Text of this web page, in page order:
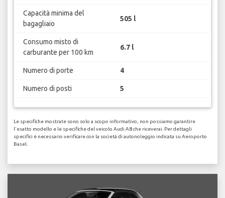
Capacità minima del
bagagliaio
505 l
Consumo misto di
carburante per 100 km
6.7 l
Numero di porte 4
Numero di posti 5
Le specifiche mostrate sono solo a scopo informativo, non possiamo garantire
l'esatto modello e le specifiche del veicolo Audi A8 che riceverai. Per dettagli
specifici è necessario verificare con la società di autonoleggio indicata su Aeroporto
Basel.